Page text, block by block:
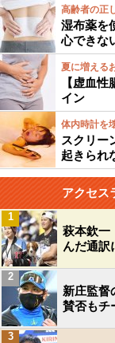
高齢者の正
湿布薬を
心できな
夏に増える
【虚血
イン
体内時計を
スクリー
起きられ
アクセス
萩本欽一
んだ通訳
1
新庄監督
賛否もチ
2
3